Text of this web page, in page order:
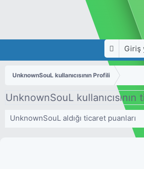
Giriş
UnknownSouL kullanıcısının Profili
UnknownSouL kullanıcısının
UnknownSouL aldığı ticaret puanları